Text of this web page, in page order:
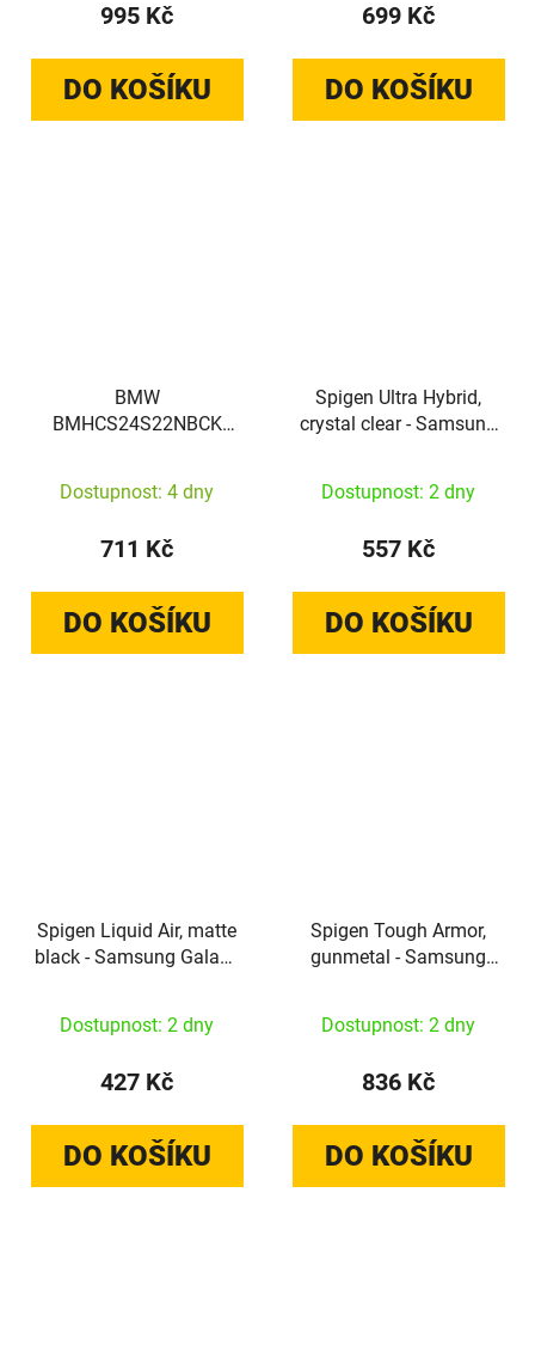
995 Kč
DO KOŠÍKU
699 Kč
DO KOŠÍKU
BMW
BMHCS24S22NBCK
Dostupnost: 4 dny
711 Kč
DO KOŠÍKU
Spigen Ultra Hybrid,
crystal clear - Samsung
Dostupnost: 2 dny
557 Kč
DO KOŠÍKU
Spigen Liquid Air, matte
black - Samsung Galaxy
Dostupnost: 2 dny
427 Kč
DO KOŠÍKU
Spigen Tough Armor,
gunmetal - Samsung
Dostupnost: 2 dny
836 Kč
DO KOŠÍKU